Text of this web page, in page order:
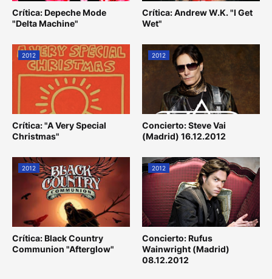
Crítica: Depeche Mode
"Delta Machine"
Crítica: Andrew W.K. "I Get
Wet"
2012
Crítica: "A Very Special
Christmas"
2012
Concierto: Steve Vai
(Madrid) 16.12.2012
2012
Crítica: Black Country
Communion "Afterglow"
2012
Concierto: Rufus
Wainwright (Madrid)
08.12.2012